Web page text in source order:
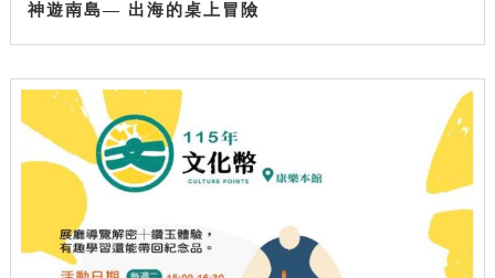
神遊南島— 出海的桌上冒險